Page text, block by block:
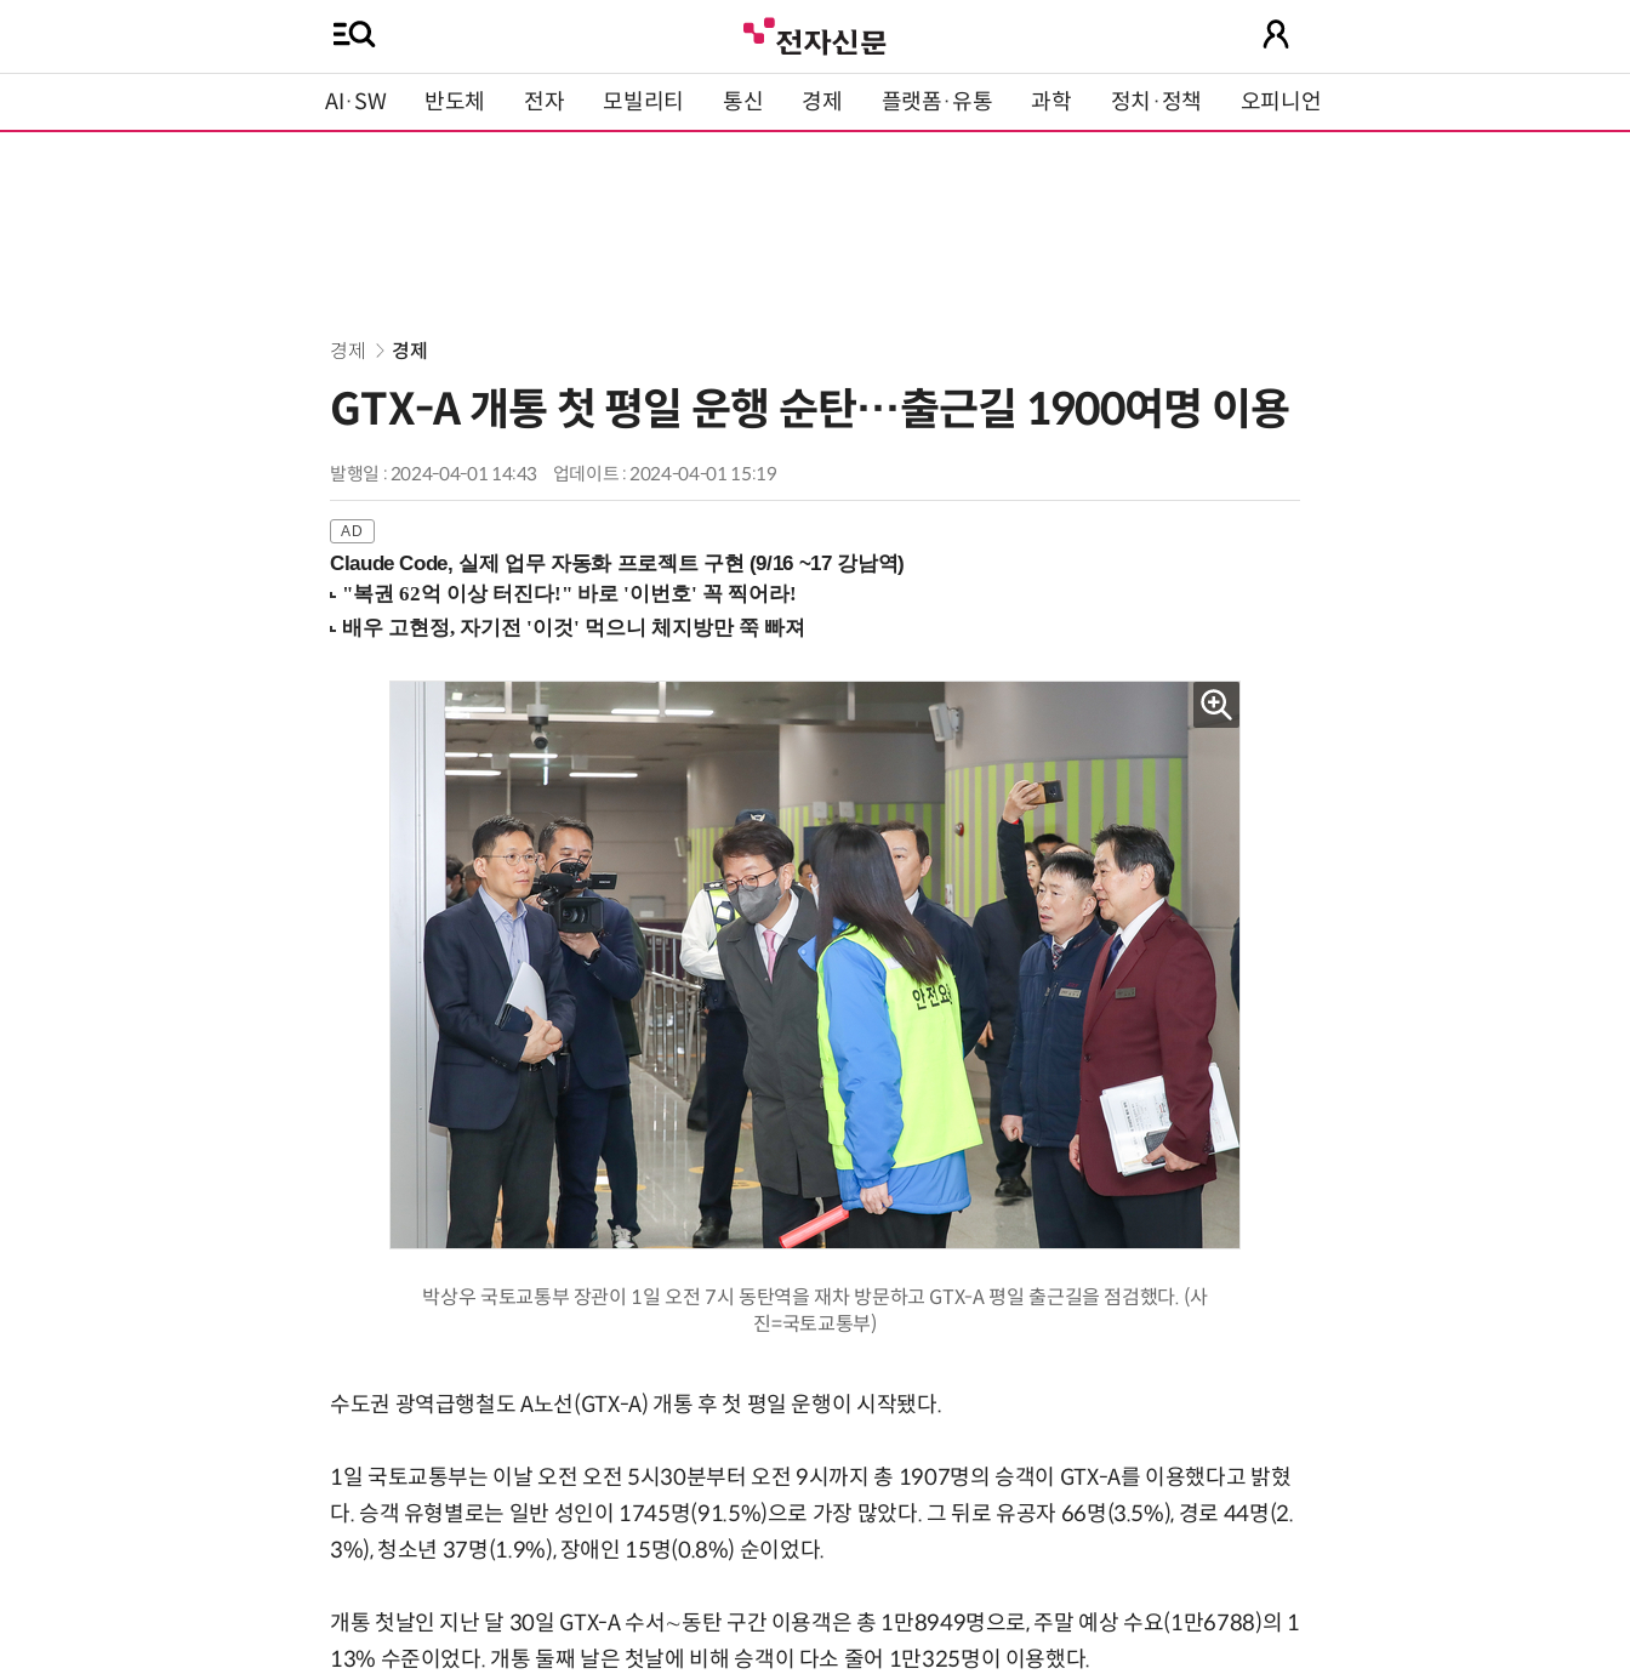
AI·SW 반도체 전자 모빌리티 통신 경제 플랫폼·유통 과학 정치·정책 오피니언
경제 경제
GTX-A 개통 첫 평일 운행 순탄…출근길 1900여명 이용
발행일 : 2024-04-01 14:43 업데이트 : 2024-04-01 15:19
Claude Code, 실제 업무 자동화 프로젝트 구현 (9/16 ~17 강남역)
박상우 국토교통부 장관이 1일 오전 7시 동탄역을 재차 방문하고 GTX-A 평일 출근길을 점검했다. (사
진=국토교통부)
수도권 광역급행철도 A노선(GTX-A) 개통 후 첫 평일 운행이 시작됐다.
1일 국토교통부는 이날 오전 오전 5시30분부터 오전 9시까지 총 1907명의 승객이 GTX-A를 이용했다고 밝혔
다. 승객 유형별로는 일반 성인이 1745명(91.5%)으로 가장 많았다. 그 뒤로 유공자 66명(3.5%), 경로 44명(2.
3%), 청소년 37명(1.9%), 장애인 15명(0.8%) 순이었다.
개통 첫날인 지난 달 30일 GTX-A 수서∼동탄 구간 이용객은 총 1만8949명으로, 주말 예상 수요(1만6788)의 1
13% 수준이었다. 개통 둘째 날은 첫날에 비해 승객이 다소 줄어 1만325명이 이용했다.